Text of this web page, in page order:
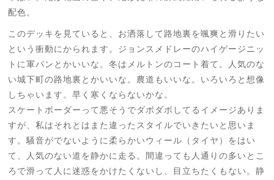
配色。
このデッキを見ていると、お洒落して路地裏を颯爽と滑りたい
という衝動にかられます。ジョンスメドレーのハイゲージニッ
トに軍パンとかいいな。冬はメルトンのコート着て。人気のな
い城下町の路地裏とかいいな。農道もいいな。いろいろと想像
しちゃいます。早く寒くならないかな。
スケートボーダーって悪そうでダボダボしてるイメージありま
すが、私はそれとはまた違ったスタイルでいきたいと思いま
す。騒音がでないように柔らかいウィール（タイヤ）をはい
て、人気のない道を静かに走る。間違っても人通りの多いとこ
ろで滑って人に迷惑をかけたくないし、目立ちたくもない。静